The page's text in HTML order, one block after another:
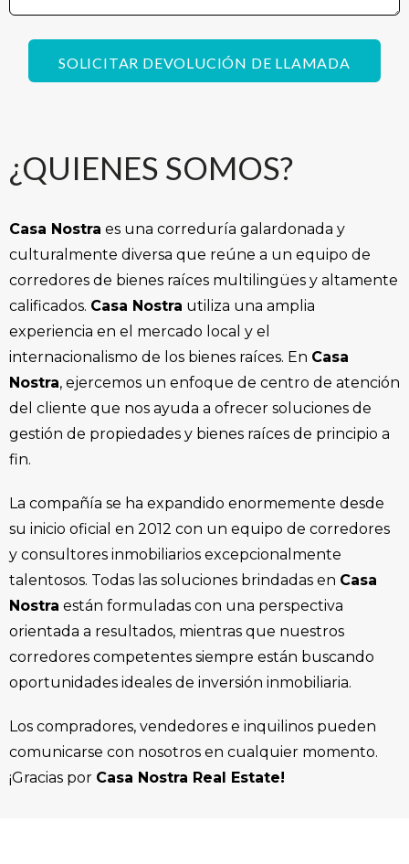
SOLICITAR DEVOLUCIÓN DE LLAMADA
¿QUIENES SOMOS?
Casa Nostra es una correduría galardonada y
culturalmente diversa que reúne a un equipo de
corredores de bienes raíces multilingües y altamente
calificados. Casa Nostra utiliza una amplia
experiencia en el mercado local y el
internacionalismo de los bienes raíces. En Casa
Nostra, ejercemos un enfoque de centro de atención
del cliente que nos ayuda a ofrecer soluciones de
gestión de propiedades y bienes raíces de principio a
fin.
La compañía se ha expandido enormemente desde
su inicio oficial en 2012 con un equipo de corredores
y consultores inmobiliarios excepcionalmente
talentosos. Todas las soluciones brindadas en Casa
Nostra están formuladas con una perspectiva
orientada a resultados, mientras que nuestros
corredores competentes siempre están buscando
oportunidades ideales de inversión inmobiliaria.
Los compradores, vendedores e inquilinos pueden
comunicarse con nosotros en cualquier momento.
¡Gracias por Casa Nostra Real Estate!